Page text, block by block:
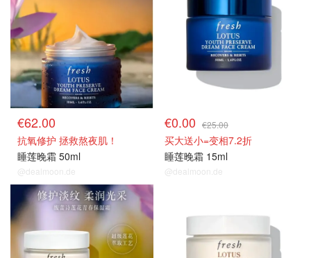
€62.00
抗氧修护 拯救熬夜肌！
睡莲晚霜 50ml
@dealmoon.de
€0.00 €25.00
买大送小=变相7.2折
睡莲晚霜 15ml
@dealmoon.de